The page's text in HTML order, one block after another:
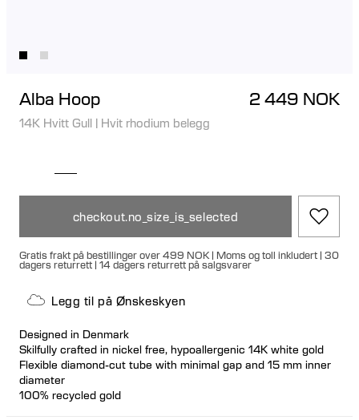
Alba Hoop 2 449 NOK
14K Hvitt Gull | Hvit rhodium belegg
checkout.no_size_is_selected
Gratis frakt på bestillinger over 499 NOK | Moms og toll inkludert | 30
dagers returrett | 14 dagers returrett på salgsvarer
Legg til på Ønskeskyen
Designed in Denmark
Skilfully crafted in nickel free, hypoallergenic 14K white gold
Flexible diamond-cut tube with minimal gap and 15 mm inner
diameter
100% recycled gold